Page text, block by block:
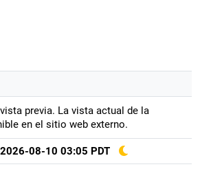
previa. La vista actual de la
en el sitio web externo.
2026-08-10 03:05 PDT